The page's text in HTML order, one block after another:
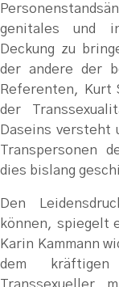
genitales und
Deckung zu
der andere der
Referenten, Kurt
der
Daseins versteht
Transpersonen
dies bislang
Den
können, spiegelt
Karin Kammann
dem
Transsexueller